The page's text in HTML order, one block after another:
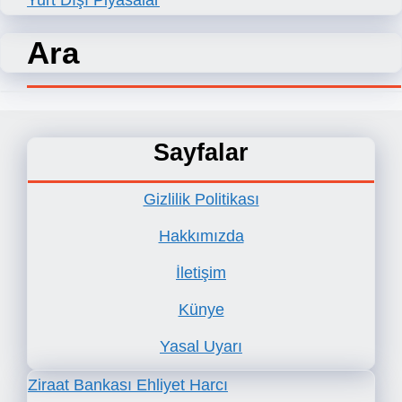
Ara
Sayfalar
Gizlilik Politikası
Hakkımızda
İletişim
Künye
Yasal Uyarı
Ziraat Bankası Ehliyet Harcı